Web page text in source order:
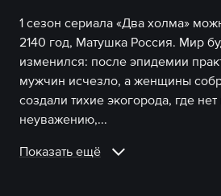
1 сезон сериала «Два холма»
2140 год, Матушка Россия. Мир
изменился: после эпидемии
мужчин исчезло, а женщины
создали тихие экогорода, где нет
неуважению,...
Показать ещё